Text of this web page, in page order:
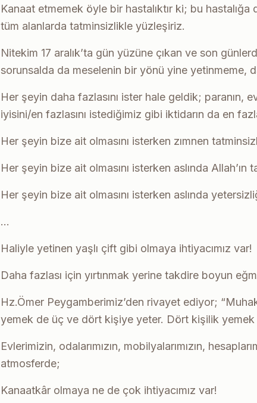
Kanaat etmemek öyle bir hastalıktır ki; bu
tüm alanlarda tatminsizlikle yüzleşiriz.
Nitekim 17 aralık’ta gün yüzüne çıkan ve son
sorunsalda da meselenin bir yönü yine yetinmeme,
Her şeyin daha fazlasını ister hale geldik; paranın,
iyisini/en fazlasını istediğimiz gibi iktidarın da en
Her şeyin bize ait olmasını isterken zımnen
Her şeyin bize ait olmasını isterken aslında
Her şeyin bize ait olmasını isterken aslında
…
Haliyle yetinen yaşlı çift gibi olmaya ihtiyacımız var!
Daha fazlası için yırtınmak yerine takdire boyun
Hz.Ömer Peygamberimiz’den rivayet ediyor;
yemek de üç ve dört kişiye yeter. Dört kişilik yemek
Evlerimizin, odalarımızın, mobilyalarımızın,
atmosferde;
Kanaatkâr olmaya ne de çok ihtiyacımız var!